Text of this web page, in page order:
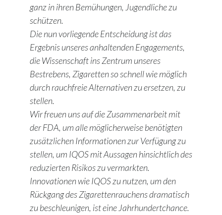
ganz in ihren Bemühungen, Jugendliche zu
schützen.
Die nun vorliegende Entscheidung ist das
Ergebnis unseres anhaltenden Engagements,
die Wissenschaft ins Zentrum unseres
Bestrebens, Zigaretten so schnell wie möglich
durch rauchfreie Alternativen zu ersetzen, zu
stellen.
Wir freuen uns auf die Zusammenarbeit mit
der FDA, um alle möglicherweise benötigten
zusätzlichen Informationen zur Verfügung zu
stellen, um IQOS mit Aussagen hinsichtlich des
reduzierten Risikos zu vermarkten.
Innovationen wie IQOS zu nutzen, um den
Rückgang des Zigarettenrauchens dramatisch
zu beschleunigen, ist eine Jahrhundertchance.